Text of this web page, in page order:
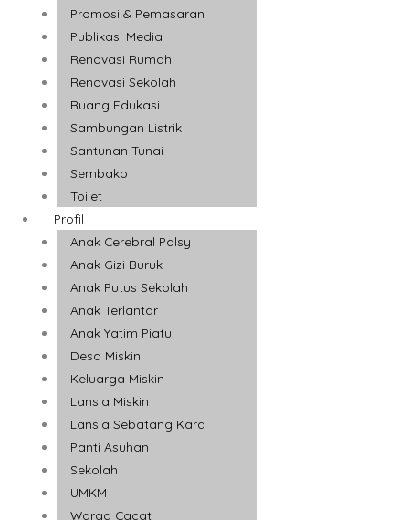
Promosi & Pemasaran
Publikasi Media
Renovasi Rumah
Renovasi Sekolah
Ruang Edukasi
Sambungan Listrik
Santunan Tunai
Sembako
Toilet
Profil
Anak Cerebral Palsy
Anak Gizi Buruk
Anak Putus Sekolah
Anak Terlantar
Anak Yatim Piatu
Desa Miskin
Keluarga Miskin
Lansia Miskin
Lansia Sebatang Kara
Panti Asuhan
Sekolah
UMKM
Warga Cacat